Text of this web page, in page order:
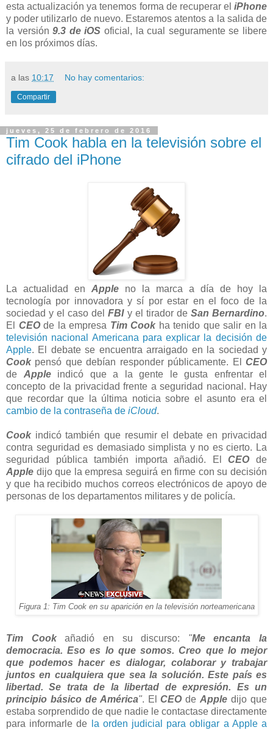
esta actualización ya tenemos forma de recuperar el iPhone
y poder utilizarlo de nuevo. Estaremos atentos a la salida de
la versión9.3 de iOS oficial, la cual seguramente se libere
en los próximos días.
a las 10:17 No hay comentarios:
Compartir
jueves, 25 de febrero de 2016
Tim Cook habla en la televisión sobre el
cifrado del iPhone
La actualidad en Apple
no la marca a día de hoy la
tecnología por innovadora y sí por estar en el foco de la
sociedad y el caso delFBI y el tirador de San Bernardino.
El CEO de la empresa Tim Cook ha tenido que salir en la
televisión nacional Americana para explicar la decisión de
Apple. El debate se encuentra arraigado en la sociedad y
Cook pensó que debían responder públicamente. ElCEO
de Apple
indicó que a la gente le gusta enfrentar el
concepto de la privacidad frente a seguridad nacional. Hay
que recordar que la última noticia sobre el asunto era el
cambio de la contraseña de iCloud.
Cook indicó también que resumir el debate en privacidad
contra seguridad es demasiado simplista y no es cierto. La
seguridad pública también importa añadió. ElCEOde
Apple dijo que la empresa seguirá en firme con su decisión
y que ha recibido muchos correos electrónicos de apoyo de
personas de los departamentos militares y de policía.
Figura 1: Tim Cook en su aparición en la televisión norteamericana
Tim Cookañadió en su discurso: "Me encanta la
democracia. Eso es lo que somos. Creo que lo mejor
que podemos hacer es dialogar, colaborar y trabajar
juntos en cualquiera que sea la solución. Este país es
libertad. Se trata de la libertad de expresión. Es un
principio básico de América". ElCEO deApple dijo que
estaba sorprendido de que nadie le contactase directamente
para informarle de
la orden judicial para obligar a Apple a